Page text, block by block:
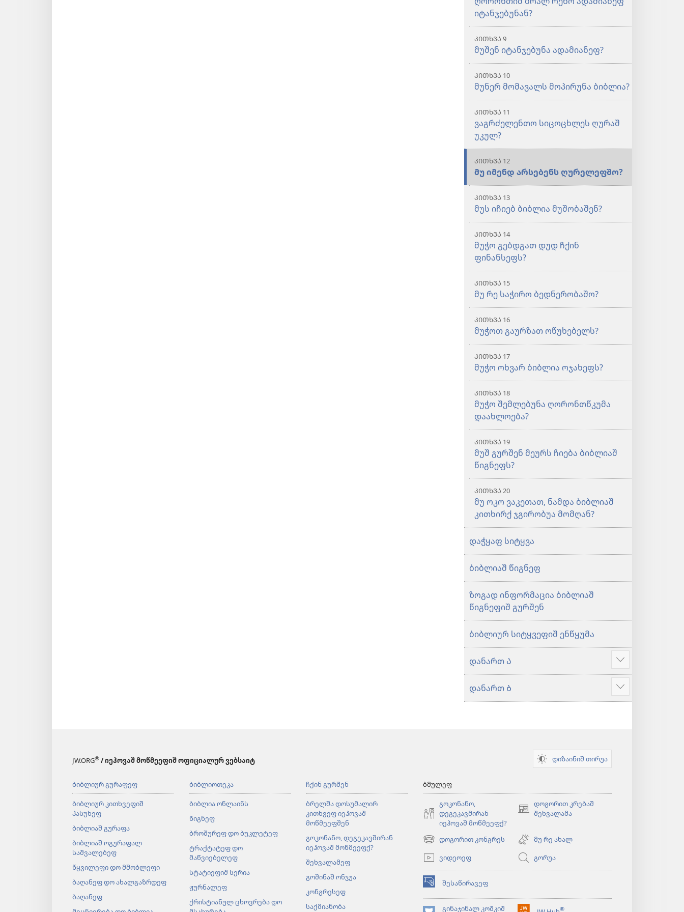
იტანჯებუნან?
ᲙᲘᲗᲮᲕᲐ 9
მუშენ იტანჯებუნა ადამიანეფ?
ᲙᲘᲗᲮᲕᲐ 10
მუნერ მომავალს მოპირუნა ბიბლია?
ᲙᲘᲗᲮᲕᲐ 11
ვაგრძელენთო სიცოცხლეს ღურაშ
უკულ?
ᲙᲘᲗᲮᲕᲐ 12
მუ იმენდ არსებენს ღურელეფშო?
ᲙᲘᲗᲮᲕᲐ 13
მუს იჩიებ ბიბლია მუშობაშენ?
ᲙᲘᲗᲮᲕᲐ 14
მუჭო გებდგათ დუდ ჩქინ
ფინანსეფს?
ᲙᲘᲗᲮᲕᲐ 15
მუ რე საჭირო ბედნერობაშო?
ᲙᲘᲗᲮᲕᲐ 16
მუჭოთ გაურზათ ოწუხებელს?
ᲙᲘᲗᲮᲕᲐ 17
მუჭო ოხვარ ბიბლია ოჯახეფს?
ᲙᲘᲗᲮᲕᲐ 18
მუჭო შემლებუნა ღორონთწკუმა
დაახლოება?
ᲙᲘᲗᲮᲕᲐ 19
მუშ გურშენ მეურს ჩიება ბიბლიაშ
წიგნეფს?
ᲙᲘᲗᲮᲕᲐ 20
მუ ოკო ვაკეთათ, ნამდა ბიბლიაშ
კითხირქ ჯგირობუა მომღან?
დაჭყაფ სიტყვა
ბიბლიაშ წიგნეფ
ზოგად ინფორმაცია ბიბლიაშ
წიგნეფიშ გურშენ
ბიბლიურ სიტყვეფიშ ენწყუმა
დანართ Ა
მეტიშ
ძირაფა
დანართ Ბ
მეტიშ
ძირაფა
JW.ORG® / იეჰოვაშ მოწმეეფიშ ოფიციალურ ვებსაიტ დიზაინიშ თირუა
ბიბლიურ გურაფეფ
ბიბლიურ კითხვეფიშ
პასუხეფ
ბიბლიაშ გურაფა
ბიბლიაშ ოგურაფალ
საშვალებეფ
წყვილეფი დო მშობლეფი
ბაღანეფ დო ახალგაზრდეფ
ბაღანეფ
ბიბლიოთეკა
ბიბლია ონლაინს
წიგნეფ
ბროშურეფ დო ბუკლეტეფ
ტრაქტატეფ დო
მაწვიებელეფ
სტატიეფიშ სერია
ჟურნალეფ
ქრისტიანულ ცხოვრება დო
ჩქინ გურშენ
ბრელშა დოსუმალირ
კითხვეფ იეჰოვაშ
მოწმეეფშენ
გოკონანო, დეგეკავშირან
იეჰოვაშ მოწმეეფქ?
შეხვალამეფ
გოშინაშ ონჯუა
კონგრესეფ
საქმიანობა
ბმულეფ
გოკონანო,
დეგეკავშირან
იეჰოვაშ მოწმეეფქ?
დოგორით კრებაშ
შეხვალამა
(ახალ
გონწყუმა)
დოგორით კონგრეს
(ახალ
ფანჯარაშ
გონწყუმა)
მუ რე ახალ
ვიდეოეფ
გორუა
შესაწირავეფ
(ახალ
ფანჯარაშ
გონწყუმა)გინაჯინალ კოშკიშ ®